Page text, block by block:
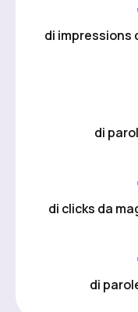
di impressions
di
di clicks da
di